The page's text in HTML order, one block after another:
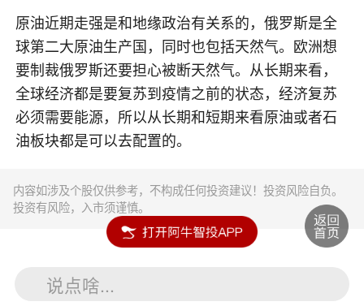
原油近期走强是和地缘政治有关系的，俄罗斯是全
球第二大原油生产国，同时也包括天然气。欧洲想
要制裁俄罗斯还要担心被断天然气。从长期来看，
全球经济都是要复苏到疫情之前的状态，经济复苏
必须需要能源，所以从长期和短期来看原油或者石
油板块都是可以去配置的。
内容如涉及个股仅供参考，不构成任何投资建议！投资风险自负。
投资有风险，入市须谨慎。
说点啥...